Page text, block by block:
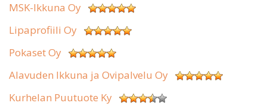
MSK-Ikkuna Oy
Lipaprofiili Oy
Pokaset Oy
Alavuden Ikkuna ja Ovipalvelu Oy
Kurhelan Puutuote Ky